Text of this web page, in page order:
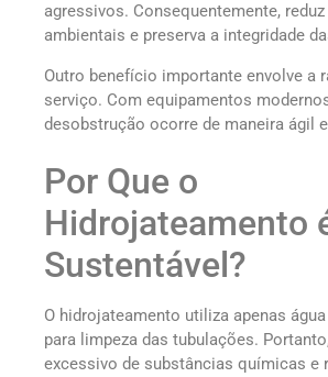
agressivos. Consequentemente,
ambientais e preserva a integridade
Outro benefício importante envolve a
serviço. Com equipamentos
desobstrução ocorre de maneira ágil
Por Que o
Hidrojateamento
Sustentável?
O hidrojateamento utiliza apenas
para limpeza das tubulações.
excessivo de substâncias químicas e